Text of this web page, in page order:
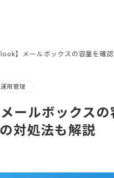
】メールボックスの容量を確
運用管理
ールボックスの
対処法も解説